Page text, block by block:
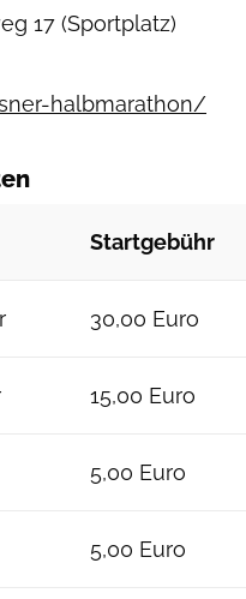
17 (Sportplatz)
halbmarathon/
Startgebühr
30,00 Euro
15,00 Euro
5,00 Euro
5,00 Euro